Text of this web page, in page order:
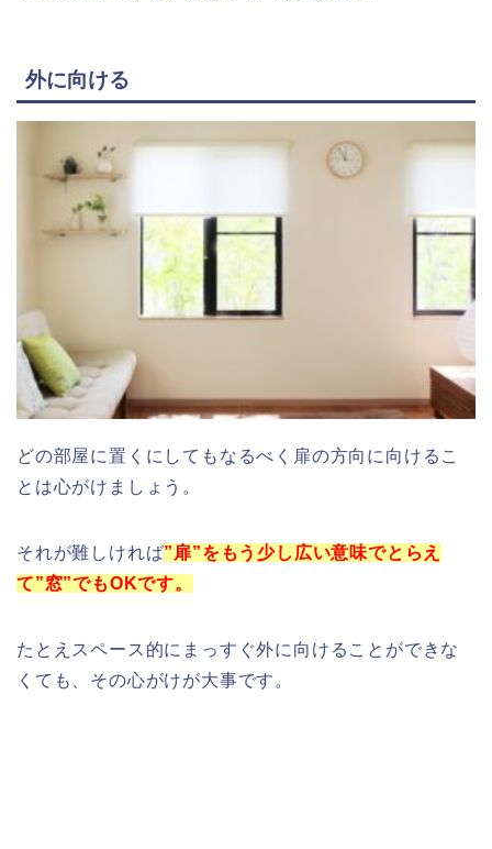
外に向ける
どの部屋に置くにしてもなるべく扉の方向に向けるこ
とは心がけましょう。
それが難しければ”扉”をもう少し広い意味でとらえ
て”窓”でもOKです。
たとえスペース的にまっすぐ外に向けることができな
くても、その心がけが大事です。